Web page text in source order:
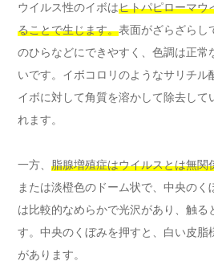
ウイルス性のイボはヒトパピローマウ
ることで生じます。表面がざらざらし
のひらなどにできやすく、色調は正常
いです。イボコロリのようなサリチル
イボに対して角質を溶かして除去して
れます。
一方、 脂腺増殖症はウイルスとは無関
または淡橙色のドーム状で、中央のく
は比較的なめらかで光沢があり、触る
す。中央のくぼみを押すと、白い皮脂
があります。